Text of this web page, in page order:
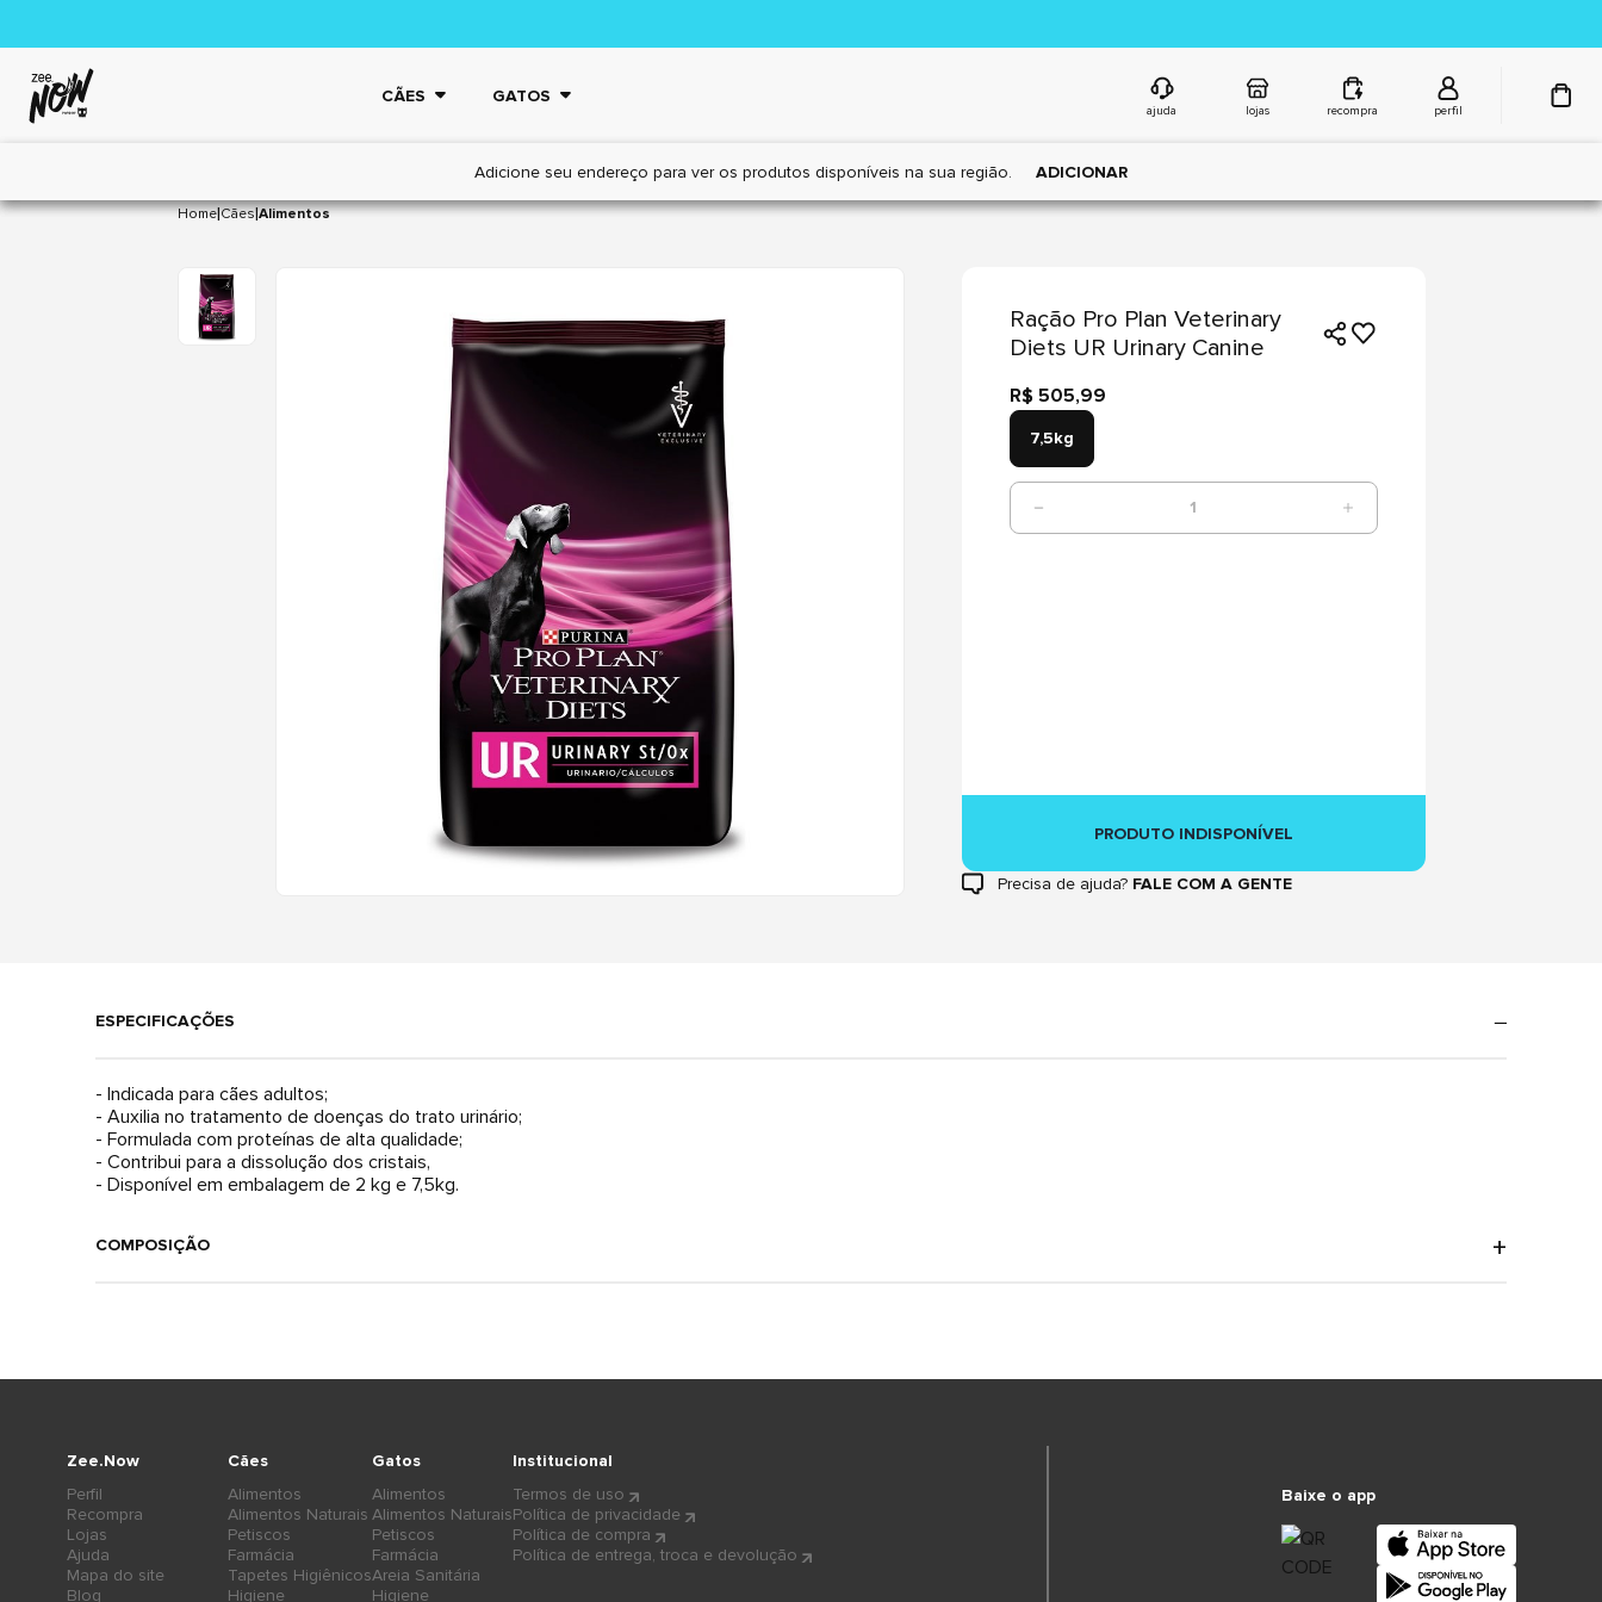
CÃES GATOS
ajuda lojas recompra perfil
Adicione seu endereço para ver os produtos disponíveis na sua região. ADICIONAR
Home|Cães|Alimentos
Ração Pro Plan Veterinary
Diets UR Urinary Canine
R$ 505,99
7,5kg
1
PRODUTO INDISPONÍVEL
Precisa de ajuda? FALE COM A GENTE
ESPECIFICAÇÕES
- Indicada para cães adultos;
- Auxilia no tratamento de doenças do trato urinário;
- Formulada com proteínas de alta qualidade;
- Contribui para a dissolução dos cristais,
- Disponível em embalagem de 2 kg e 7,5kg.
COMPOSIÇÃO
Cães
Alimentos
Alimentos Naturais
Petiscos
Farmácia
Tapetes Higiênicos
Higiene
Gatos
Alimentos
Alimentos Naturais
Petiscos
Farmácia
Areia Sanitária
Higiene
Zee.Now
Perfil
Recompra
Lojas
Ajuda
Mapa do site
Blog
Institucional
Termos de uso
Política de privacidade
Política de compra
Política de entrega, troca e devolução
Baixe o app